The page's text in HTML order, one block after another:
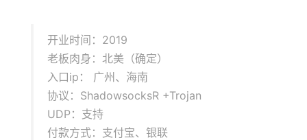
开业时间：2019
老板肉身：北美（确定）
入口ip： 广州、海南
协议：ShadowsocksR +Trojan
UDP：支持
付款方式：支付宝、银联